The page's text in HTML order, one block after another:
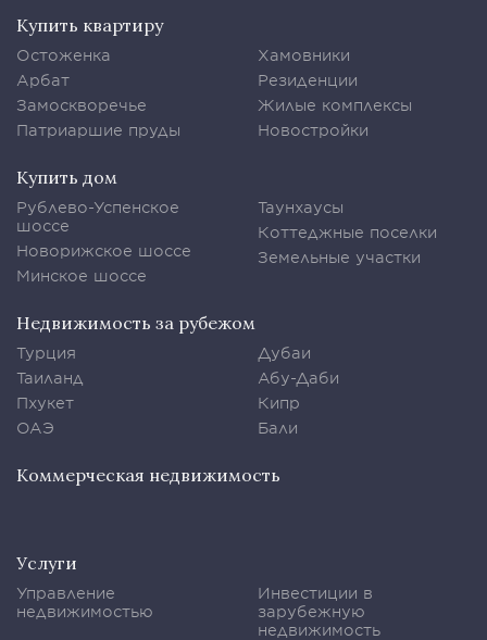
Купить квартиру
Остоженка
Арбат
Замоскворечье
Патриаршие пруды
Хамовники
Резиденции
Жилые комплексы
Новостройки
Купить дом
Рублево-Успенское
шоссе
Новорижское шоссе
Минское шоссе
Таунхаусы
Коттеджные поселки
Земельные участки
Недвижимость за рубежом
Турция
Таиланд
Пхукет
ОАЭ
Дубаи
Абу-Даби
Кипр
Бали
Коммерческая недвижимость
Услуги
Управление
недвижимостью
Инвестиции в
зарубежную
недвижимость